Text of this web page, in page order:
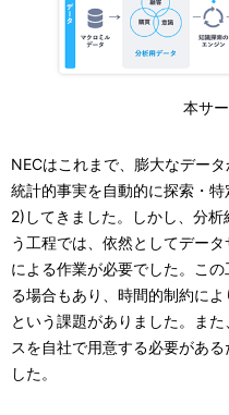
本サ
NECはこれまで、膨大なデー
統計的事実を自動的に探索・
2)してきました。しかし、分
う工程では、依然としてデー
による作業が必要でした。こ
る場合もあり、時間的制約に
という課題がありました。ま
スを自社で用意する必要があ
した。